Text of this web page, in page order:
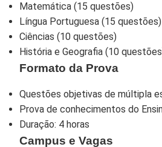
Matemática (15 questões)
Língua Portuguesa (15 questões)
Ciências (10 questões)
História e Geografia (10
Formato da Prova
Questões objetivas de múltipla
Prova de conhecimentos do
Duração: 4 horas
Campus e Vagas